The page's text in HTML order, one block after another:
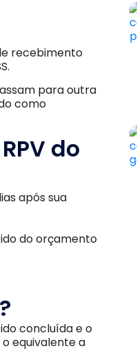
recebimento
para outra
como
do
após sua
do orçamento
concluída e o
equivalente a